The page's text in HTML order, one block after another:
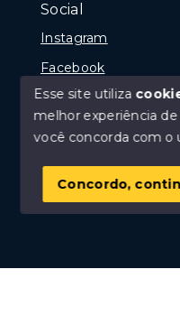
Olá!
Social
Instagram
Facebook
© Copyright 2026 -
SITE PARA IMOBILIARIA
Esse site utiliza
melhor experiência
você concorda com o
Concordo,